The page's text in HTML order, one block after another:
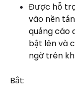
Được hỗ
vào nền
quảng cáo
bật lên và
ngờ trên
Bắt: